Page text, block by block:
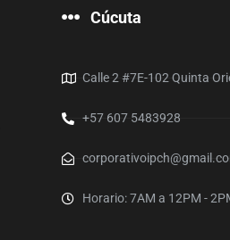
Cúcuta
Calle 2 #7E-102 Quinta
+57 607 5483928
Horario: 7AM a 12PM -